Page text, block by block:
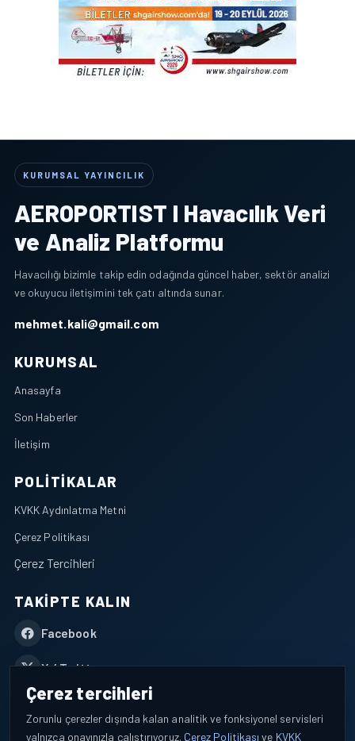
KURUMSAL YAYINCILIK
AEROPORTIST I Havacılık Veri
ve Analiz Platformu
Havacılığı bizimle takip edin odağında güncel haber, sektör analizi
ve okuyucu iletişimini tek çatı altında sunar.
mehmet.kali@gmail.com
KURUMSAL
Anasayfa
Son Haberler
İletişim
POLITIKALAR
KVKK Aydınlatma Metni
Çerez Politikası
Çerez Tercihleri
TAKIPTE KALIN
Facebook
X / Twitter
YouTube
WhatsApp
Çerez tercihleri
Zorunlu çerezler dışında kalan analitik ve fonksiyonel servisleri
yalnızca onayınızla çalıştırıyoruz. Çerez Politikası ve KVKK